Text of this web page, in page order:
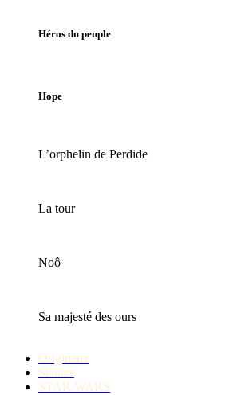
Héros du peuple
Hope
L’orphelin de Perdide
La tour
Noô
Sa majesté des ours
Originaux
Statues
STAR WARS